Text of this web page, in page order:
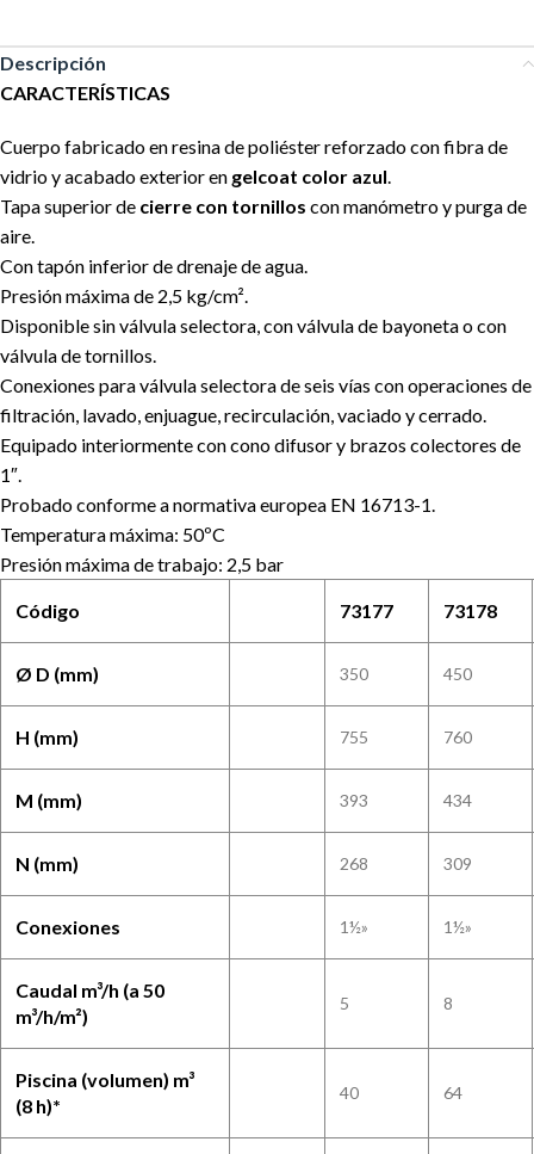
Descripción
CARACTERÍSTICAS
Cuerpo fabricado en resina de poliéster reforzado con fibra de
vidrio y acabado exterior en gelcoat color azul.
Tapa superior de cierre con tornillos con manómetro y purga de
aire.
Con tapón inferior de drenaje de agua.
Presión máxima de 2,5 kg/cm².
Disponible sin válvula selectora, con válvula de bayoneta o con
válvula de tornillos.
Conexiones para válvula selectora de seis vías con operaciones de
filtración, lavado, enjuague, recirculación, vaciado y cerrado.
Equipado interiormente con cono difusor y brazos colectores de
1″.
Probado conforme a normativa europea EN 16713-1.
Temperatura máxima: 50ºC
Presión máxima de trabajo: 2,5 bar
Código 73177 73178
Ø D (mm) 350 450
H (mm) 755 760
M (mm) 393 434
N (mm) 268 309
Conexiones 1½» 1½»
Caudal m³/h (a 50
m³/h/m²)
5 8
Piscina (volumen) m³
(8 h)*
40 64